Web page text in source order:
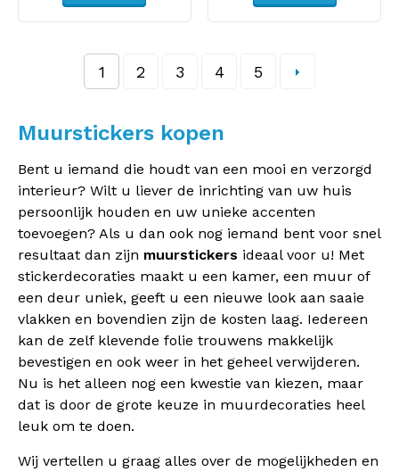
1 2 3 4 5
Muurstickers kopen
Bent u iemand die houdt van een mooi en verzorgd
interieur? Wilt u liever de inrichting van uw huis
persoonlijk houden en uw unieke accenten
toevoegen? Als u dan ook nog iemand bent voor snel
resultaat dan zijn muurstickers ideaal voor u! Met
stickerdecoraties maakt u een kamer, een muur of
een deur uniek, geeft u een nieuwe look aan saaie
vlakken en bovendien zijn de kosten laag. Iedereen
kan de zelf klevende folie trouwens makkelijk
bevestigen en ook weer in het geheel verwijderen.
Nu is het alleen nog een kwestie van kiezen, maar
dat is door de grote keuze in muurdecoraties heel
leuk om te doen.
Wij vertellen u graag alles over de mogelijkheden en